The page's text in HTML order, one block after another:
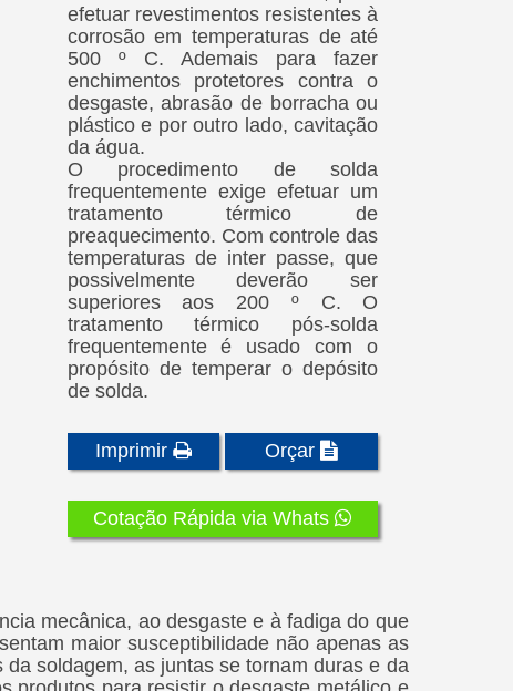
efetuar revestimentos resistentes à
corrosão em temperaturas de até
500 º C. Ademais para fazer
enchimentos protetores contra o
desgaste, abrasão de borracha ou
plástico e por outro lado, cavitação
da água.
O procedimento de solda
frequentemente exige efetuar um
tratamento térmico de
preaquecimento. Com controle das
temperaturas de inter passe, que
possivelmente deverão ser
superiores aos 200 º C. O
tratamento térmico pós-solda
frequentemente é usado com o
propósito de temperar o depósito
de solda.
Imprimir Orçar
Cotação Rápida via Whats
mecânica, ao desgaste e à fadiga do que
maior susceptibilidade não apenas as
soldagem, as juntas se tornam duras e da